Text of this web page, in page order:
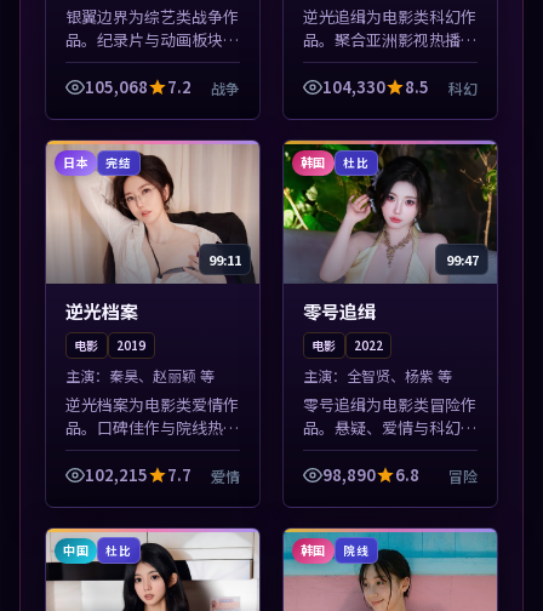
银翼边界为综艺类战争作
品。纪录片与动画板块同
步更新，亚洲影视一站式
导览，支持关键词检索片
凑，值得加入片...
105,068 7.2 战争
逆光追缉为电影类科幻作
品。聚合亚洲影视热播内
容，高清免费在线观看，
适合手机与电脑一站式追
凑，值得加入片...
104,330 8.5 科幻
日本 完结
99:11
逆光档案
电影 2019
主演： 秦昊、赵丽颖 等
逆光档案为电影类爱情作
品。口碑佳作与院线热映
精选，高清免费在线资
源，多端适配随时观看。
得加入片单。
102,215 7.7 爱情
韩国 杜比
99:47
零号追缉
电影 2022
主演： 全智贤、杨紫 等
零号追缉为电影类冒险作
品。悬疑、爱情与科幻类
型齐全，热播榜单实时刷
新，沉浸式观影体验。本
加入片单。
98,890 6.8 冒险
中国 杜比 韩国 院线